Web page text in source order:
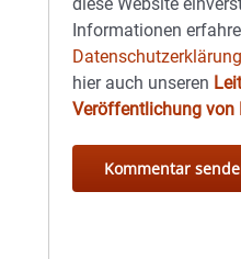
Informationen
hier auch unseren
Veröffentlichung von